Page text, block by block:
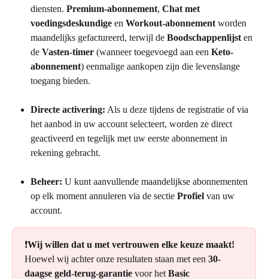
diensten. Premium-abonnement, Chat met
voedingsdeskundige en Workout-abonnement worden
maandelijks gefactureerd, terwijl de Boodschappenlijst en
de Vasten-timer (wanneer toegevoegd aan een Keto-
abonnement) eenmalige aankopen zijn die levenslange
toegang bieden.
Directe activering: Als u deze tijdens de registratie of via
het aanbod in uw account selecteert, worden ze direct
geactiveerd en tegelijk met uw eerste abonnement in
rekening gebracht.
Beheer: U kunt aanvullende maandelijkse abonnementen
op elk moment annuleren via de sectie Profiel van uw
account.
❗️Wij willen dat u met vertrouwen elke keuze maakt!
Hoewel wij achter onze resultaten staan met een 30-
daagse geld-terug-garantie voor het Basic